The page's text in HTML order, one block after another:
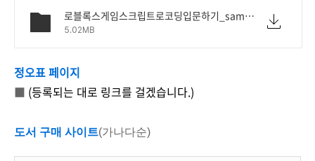
로블록스게임스크립트로코딩입문하기_sample.pdf
5.02MB
정오표 페이지
■ (등록되는 대로 링크를 걸겠습니다.)
도서 구매 사이트(가나다순)